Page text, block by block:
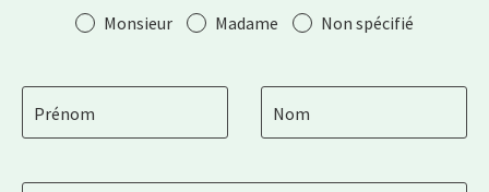
SalutationMonsieur Madame Non spécifié
Prénom Nom